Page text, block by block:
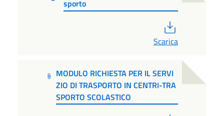
sporto
Scarica
MODULO RICHIESTA PER IL SERVI
ZIO DI TRASPORTO IN CENTRI-TRA
SPORTO SCOLASTICO